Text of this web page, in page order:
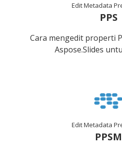
Edit Metadata
PPS
Cara mengedit properti
Aspose.Slides
Edit Metadata
PPSM